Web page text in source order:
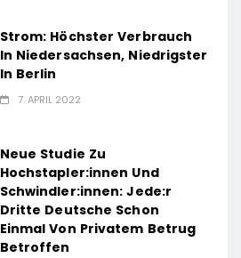
Strom: Höchster Verbrauch
In Niedersachsen, Niedrigster
In Berlin
7. APRIL 2022
Neue Studie Zu
Hochstapler:innen Und
Schwindler:innen: Jede:r
Dritte Deutsche Schon
Einmal Von Privatem Betrug
Betroffen